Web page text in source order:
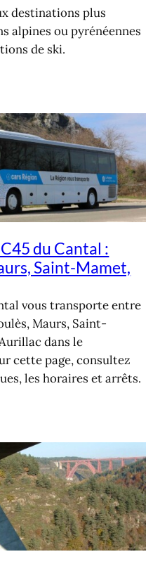
destinations plus
alpines ou pyrénéennes
de ski.
du Cantal :
Saint-Mamet,
vous transporte entre
Maurs, Saint-
dans le
cette page, consultez
les horaires et arrêts.